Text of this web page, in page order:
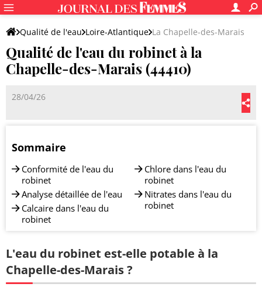
Qualité de l'eau Loire-Atlantique La Chapelle-des-Marais
Qualité de l'eau du robinet à la
Chapelle-des-Marais (44410)
28/04/26
Sommaire
Conformité de l'eau du
robinet
Analyse détaillée de l'eau
Calcaire dans l'eau du
robinet
Chlore dans l'eau du
robinet
Nitrates dans l'eau du
robinet
L'eau du robinet est-elle potable à la
Chapelle-des-Marais ?